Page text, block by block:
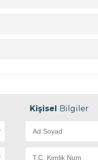
Kişisel Bilgiler